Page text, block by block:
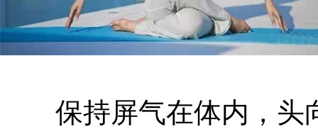
保持屏气在体内，头